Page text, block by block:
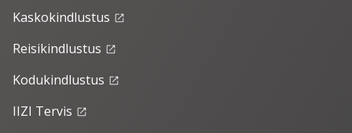
Kaskokindlustus launch
Reisikindlustus launch
Kodukindlustus launch
IIZI Tervis launch